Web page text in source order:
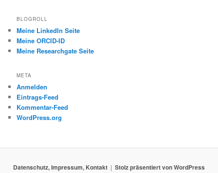
BLOGROLL
Meine LinkedIn Seite
Meine ORCID-ID
Meine Researchgate Seite
META
Anmelden
Eintrags-Feed
Kommentar-Feed
WordPress.org
Datenschutz, Impressum, Kontakt Stolz präsentiert von WordPress